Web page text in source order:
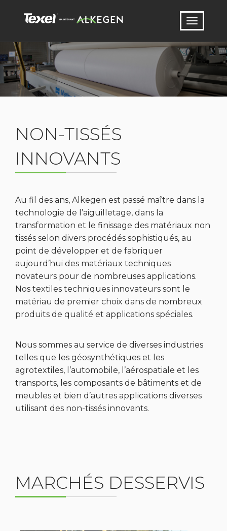
NON-TISSÉS
INNOVANTS
Au fil des ans, Alkegen est passé maître dans la
technologie de l’aiguilletage, dans la
transformation et le finissage des matériaux non
tissés selon divers procédés sophistiqués, au
point de développer et de fabriquer
aujourd’hui des matériaux techniques
novateurs pour de nombreuses applications.
Nos textiles techniques innovateurs sont le
matériau de premier choix dans de nombreux
produits de qualité et applications spéciales.
Nous sommes au service de diverses industries
telles que les géosynthétiques et les
agrotextiles, l’automobile, l’aérospatiale et les
transports, les composants de bâtiments et de
meubles et bien d’autres applications diverses
utilisant des non-tissés innovants.
MARCHÉS DESSERVIS